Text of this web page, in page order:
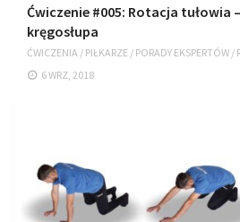
Ćwiczenie #005: Rotacja tułowia
kręgosłupa
ĆWICZENIA / PIŁKARZE / PORADY EKSPERTÓW /
6 WRZ, 2018